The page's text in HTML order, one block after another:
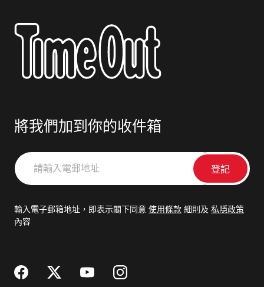
將我們加到你的收件箱
請
輸
郵
輸入電子郵箱地址，即表示閣下同意 使用條款 細則及 私隱政策
內容